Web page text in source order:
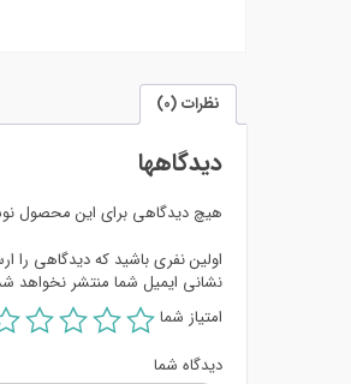
نظرات (0)
دیدگاهها
هیچ دیدگاهی برای این محصول
اولین نفری باشید که دیدگاهی
نشانی ایمیل شما منتشر نخواهد
امتیاز شما
دیدگاه شما